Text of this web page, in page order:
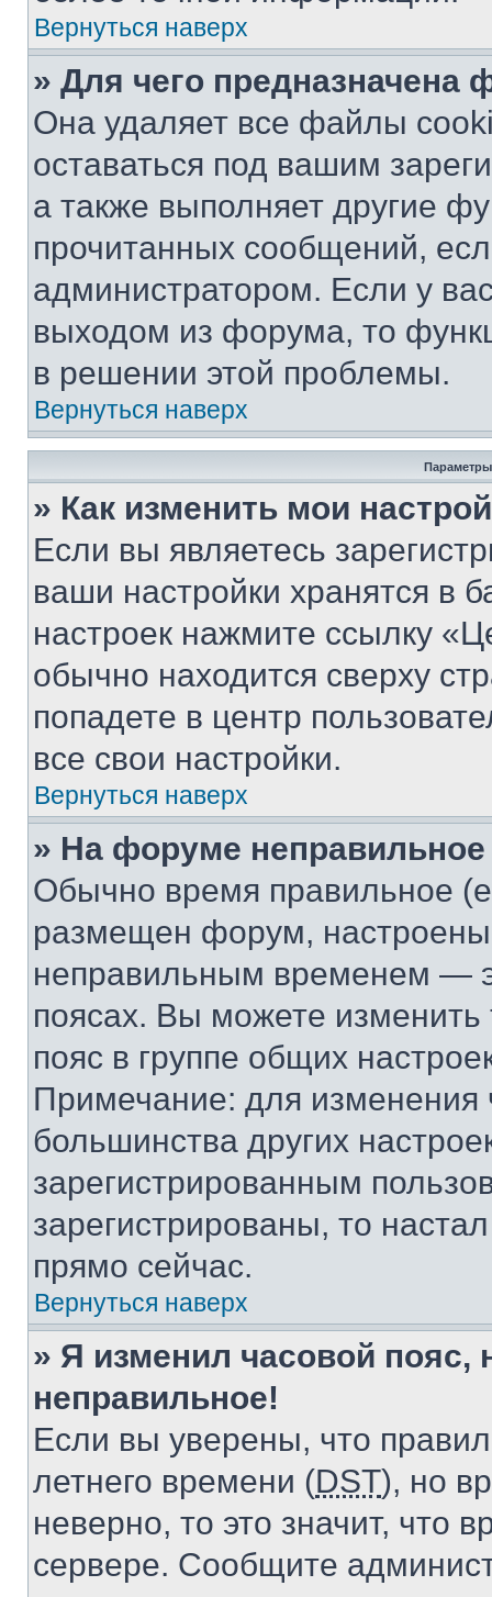
Вернуться наверх
» Для чего предназначена
Она удаляет все файлы
оставаться под вашим
а также выполняет другие
прочитанных сообщений,
администратором. Если у
выходом из форума, то
в решении этой проблемы.
Вернуться наверх
Параметры
» Как изменить мои
Если вы являетесь
ваши настройки хранятся в
настроек нажмите ссылку
обычно находится сверху
попадете в центр
все свои настройки.
Вернуться наверх
» На форуме
Обычно время правильное
размещен форум, настроены
неправильным временем —
поясах. Вы можете изменить
пояс в группе общих
Примечание: для изменения
большинства других
зарегистрированным
зарегистрированы, то
прямо сейчас.
Вернуться наверх
» Я изменил часовой пояс,
неправильное!
Если вы уверены, что
летнего времени (DST), но
неверно, то это значит, что
сервере. Сообщите